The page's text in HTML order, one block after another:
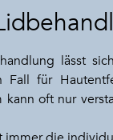
lässt
Fall für
kann oft nur